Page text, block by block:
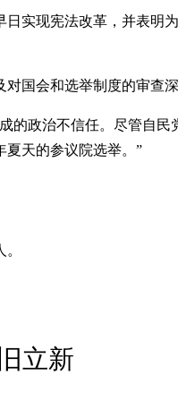
实现宪法改革，并表明
国会和选举制度的审查深
的政治不信任。尽管自
夏天的参议院选举。”
立新